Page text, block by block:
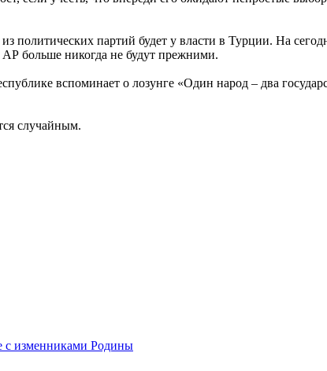
политических партий будет у власти в Турции. На
больше никогда не будут прежними.
вспоминает о лозунге «Один народ – два
случайным.
с изменниками Родины